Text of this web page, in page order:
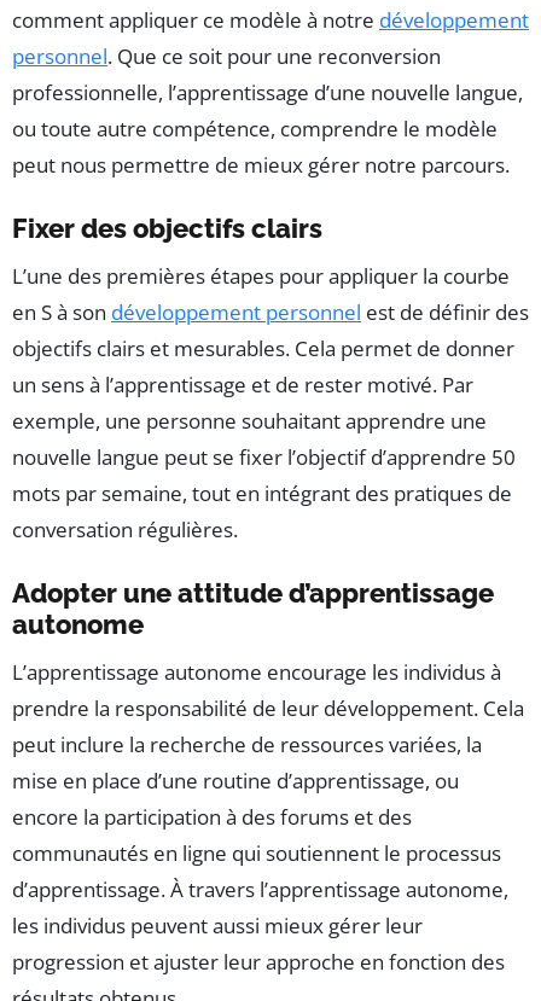
comment appliquer ce modèle à notre développement
personnel. Que ce soit pour une reconversion
professionnelle, l’apprentissage d’une nouvelle langue,
ou toute autre compétence, comprendre le modèle
peut nous permettre de mieux gérer notre parcours.
Fixer des objectifs clairs
L’une des premières étapes pour appliquer la courbe
en S à son développement personnel est de définir des
objectifs clairs et mesurables. Cela permet de donner
un sens à l’apprentissage et de rester motivé. Par
exemple, une personne souhaitant apprendre une
nouvelle langue peut se fixer l’objectif d’apprendre 50
mots par semaine, tout en intégrant des pratiques de
conversation régulières.
Adopter une attitude d’apprentissage
autonome
L’apprentissage autonome encourage les individus à
prendre la responsabilité de leur développement. Cela
peut inclure la recherche de ressources variées, la
mise en place d’une routine d’apprentissage, ou
encore la participation à des forums et des
communautés en ligne qui soutiennent le processus
d’apprentissage. À travers l’apprentissage autonome,
les individus peuvent aussi mieux gérer leur
progression et ajuster leur approche en fonction des